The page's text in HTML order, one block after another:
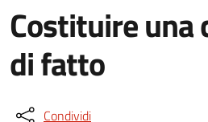
Costituire una
di fatto
Condividi